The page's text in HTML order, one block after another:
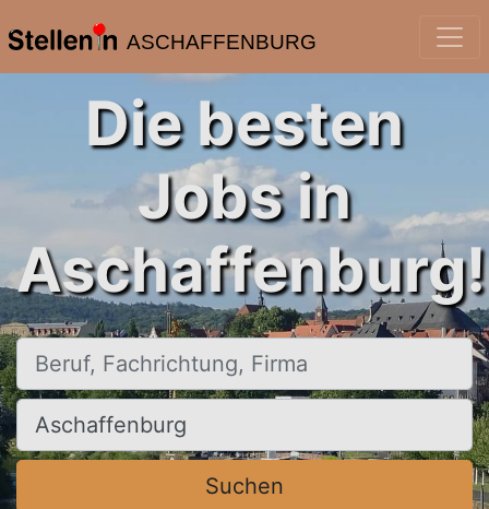
ASCHAFFENBURG
Die besten
Jobs in
Aschaffenburg!
Beruf, Fachrichtung, Firma
Ort, Stadt
Suchen